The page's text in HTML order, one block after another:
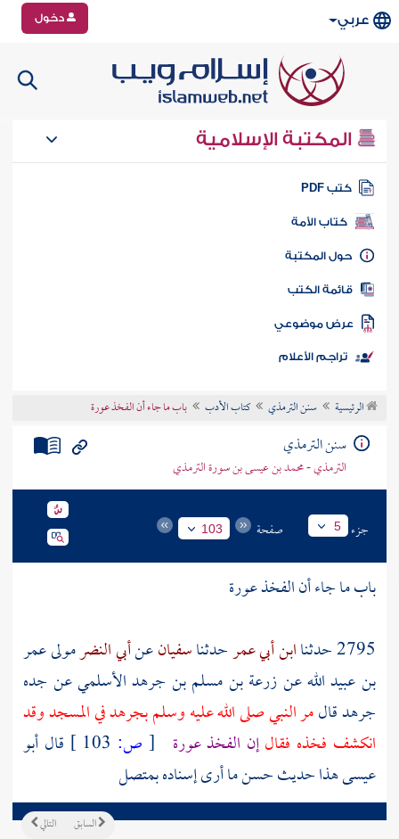
عربي دخول
المكتبة الإسلامية
كتب PDF
كتاب الأمة
المكتبة
الكتب
موضوعي
تراجم الأعلام
الرئيسية سنن الترمذي كتاب الأدب باب ما جاء أن الفخذ عورة
سنن الترمذي
الترمذي - محمد بن عيسى بن سورة الترمذي
جزء 5 صفحة 103
باب ما جاء أن الفخذ عورة
2795 حدثنا
ابن أبي عمرحدثناسفيانعنأبي النضرمولىعمر
بن عبيد اللهعنزرعة بن مسلم بن جرهد الأسلميعن جده
جرهدقالمر النبي صلى الله عليه وسلمبجرهدفي المسجد وقد
انكشف فخذه فقالإن الفخذ عورة [ ص:
قال أبو
عيسى هذا حديث حسن ما أرى إسناده بمتصل
التالي السابق